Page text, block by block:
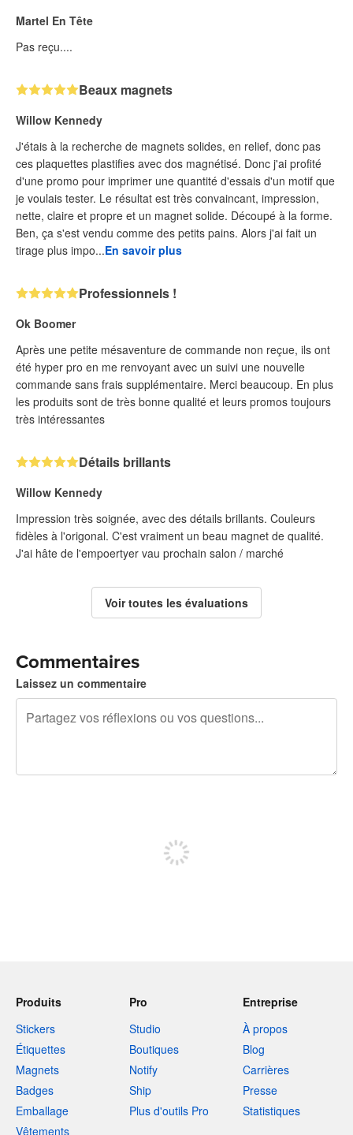
Martel En Tête
Pas reçu....
Beaux magnets
Willow Kennedy
J'étais à la recherche de magnets solides, en relief, donc pas
ces plaquettes plastifies avec dos magnétisé. Donc j'ai profité
d'une promo pour imprimer une quantité d'essais d'un motif que
je voulais tester. Le résultat est très convaincant, impression,
nette, claire et propre et un magnet solide. Découpé à la forme.
Ben, ça s'est vendu comme des petits pains. Alors j'ai fait un
tirage plus impo...En savoir plus
Professionnels !
Ok Boomer
Après une petite mésaventure de commande non reçue, ils ont
été hyper pro en me renvoyant avec un suivi une nouvelle
commande sans frais supplémentaire. Merci beaucoup. En plus
les produits sont de très bonne qualité et leurs promos toujours
très intéressantes
Détails brillants
Willow Kennedy
Impression très soignée, avec des détails brillants. Couleurs
fidèles à l'origonal. C'est vraiment un beau magnet de qualité.
J'ai hâte de l'empoertyer vau prochain salon / marché
Voir toutes les évaluations
Commentaires
Laissez un commentaire
Produits
Stickers
Étiquettes
Magnets
Badges
Emballage
Vêtements
Pro
Studio
Boutiques
Notify
Ship
Plus d'outils Pro
Entreprise
À propos
Blog
Carrières
Presse
Statistiques